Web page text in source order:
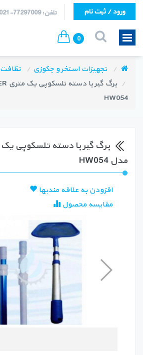
تلفن: 77297009-021 ورود / ثبت نام
0
تجهیزات استخر و جکوزی نظافت
HW054
مدل HW054
افزودن به علاقه مندیها
مقایسه محصول